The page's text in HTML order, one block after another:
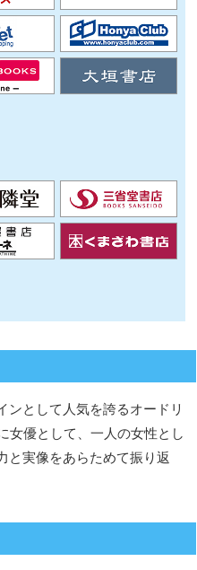
ンとして人気を誇るオードリ
女優として、一人の女性とし
と実像をあらためて振り返